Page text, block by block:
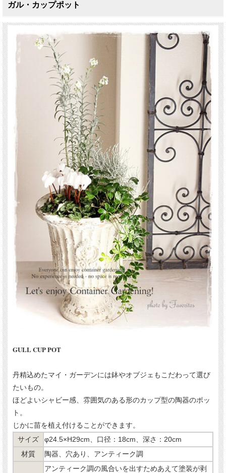
ガル・カップポット
GULL CUP POT
丹精込めたマイ・ガーデンには鉢やオブジェもこだわって選び
たいもの。
ほどよいシャビー感、雰囲気のある形のカップ型の陶器のポッ
ト。
じかに苗を植え付けることができます。
サイズ
φ24.5×H29cm、口径：18cm、深さ：20cm
材質
陶器、穴あり、アンティーク調
アンティーク調の風合いを出すためあえて塗装が剥